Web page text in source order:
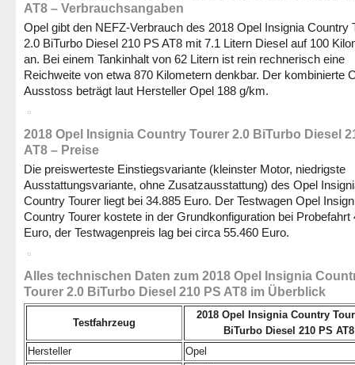
AT8 – Verbrauchsangaben
Opel gibt den NEFZ-Verbrauch des 2018 Opel Insignia Country
2.0 BiTurbo Diesel 210 PS AT8 mit 7.1 Litern Diesel auf 100
an. Bei einem Tankinhalt von 62 Litern ist rein rechnerisch eine
Reichweite von etwa 870 Kilometern denkbar. Der kombinierte
Ausstoss beträgt laut Hersteller Opel 188 g/km.
2018 Opel Insignia Country Tourer 2.0 BiTurbo Diesel
AT8 – Preise
Die preiswerteste Einstiegsvariante (kleinster Motor, niedrigste
Ausstattungsvariante, ohne Zusatzausstattung) des Opel
Country Tourer liegt bei 34.885 Euro. Der Testwagen Opel
Country Tourer kostete in der Grundkonfiguration bei Probefahrt
Euro, der Testwagenpreis lag bei circa 55.460 Euro.
Alles technischen Daten zum 2018 Opel Insignia
Tourer 2.0 BiTurbo Diesel 210 PS AT8 im Überblick
Testfahrzeug
2018 Opel Insignia Country
BiTurbo Diesel 210 PS AT8
Hersteller
Opel